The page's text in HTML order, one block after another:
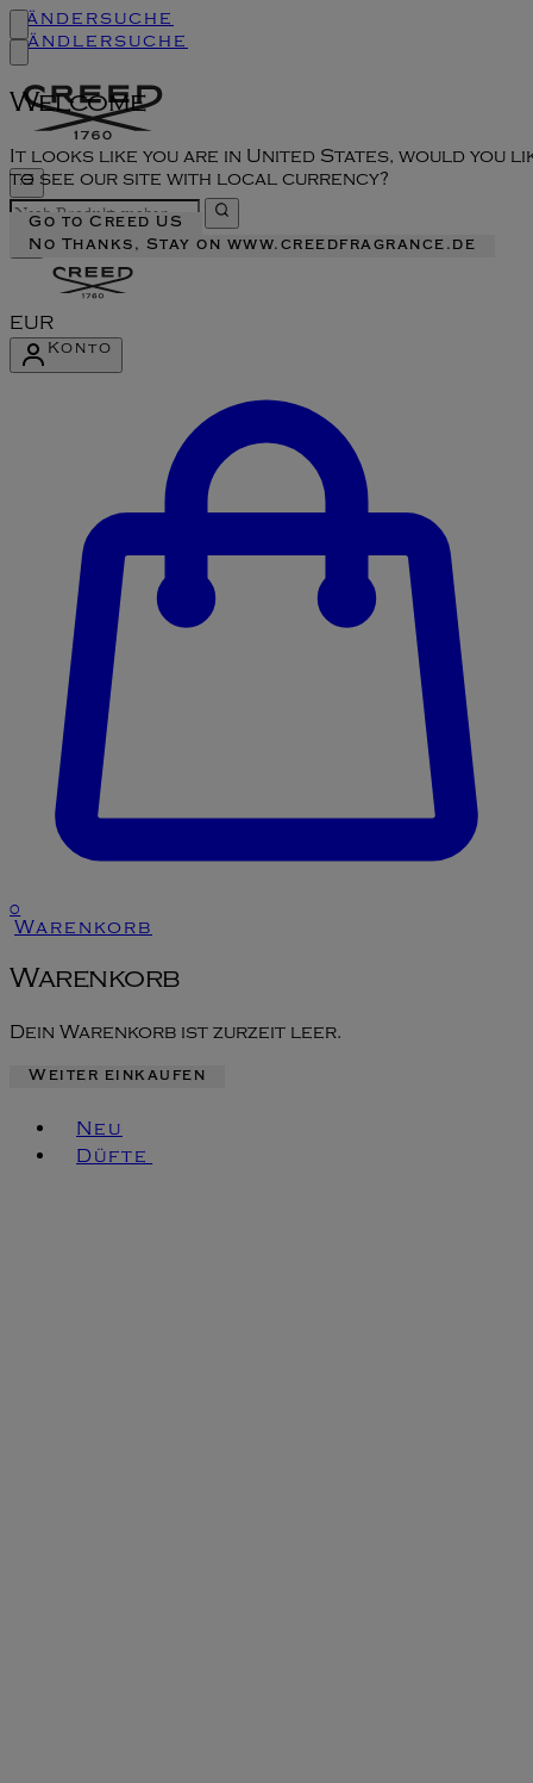
Welcome
It looks like you are in United States, would you
to see our site with local currency?
Go to Creed US
No Thanks, Stay on www.creedfragrance.de
Ländersuche
Händlersuche
EUR
Konto
0
Warenkorb
Warenkorb
Dein Warenkorb ist zurzeit leer.
Weiter einkaufen
Neu
Düfte